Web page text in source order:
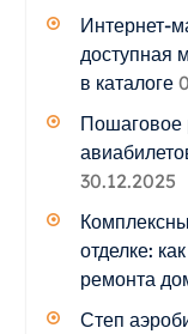
Интернет-
доступная
в каталоге
Пошаговое
30.12.2025
отделке:
ремонта
Степ